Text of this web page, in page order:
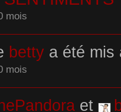
mois
bettya été mis
mois
et